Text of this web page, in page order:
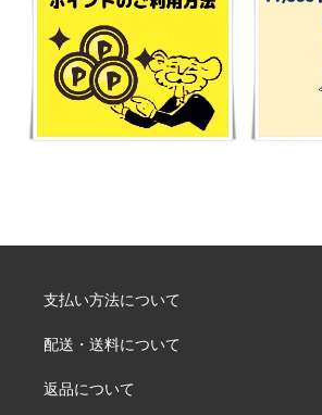
支払い方法について
配送・送料について
返品について